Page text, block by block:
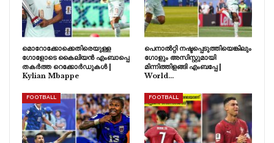
മൊറോക്കോക്കെതിരെയുള്ള
ഗോളോടെ കൈലിയൻ എംബാപ്പെ
തകർത്ത റെക്കോർഡുകൾ |
Kylian Mbappe
പെനാൽറ്റി നഷ്ടപ്പെടുത്തിയെങ്കിലും
ഗോളും അസിസ്റ്റുമായി
മിന്നിത്തിളങ്ങി എംബപ്പേ |
World…
FOOTBALL FOOTBALL